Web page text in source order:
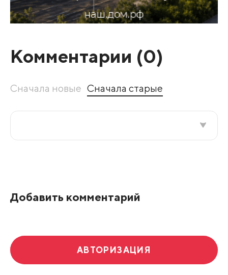
Комментарии (0)
Сначала новые Сначала старые
Добавить комментарий
АВТОРИЗАЦИЯ